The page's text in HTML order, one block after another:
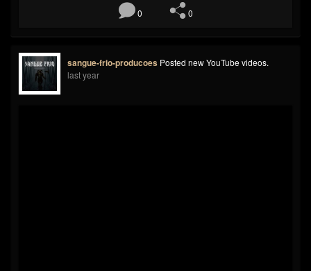
0 0
sangue-frio-producoes Posted new YouTube videos.
last year